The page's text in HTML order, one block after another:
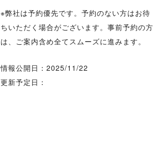
※弊社は予約優先です。予約のない方はお待
ちいただく場合がございます。事前予約の方
は、ご案内含め全てスムーズに進みます。
情報公開日：2025/11/22
更新予定日：